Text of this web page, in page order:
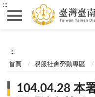
:::
:::
首頁 易服社會勞動專區
104.04.28 本